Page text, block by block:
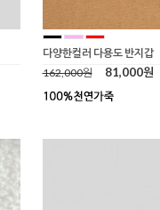
다양한컬러 다용도 반지갑
162,000원
81,000원